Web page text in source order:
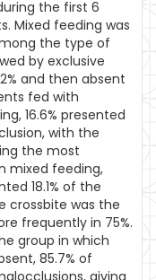
the first 6
Mixed feeding was
the type of
by exclusive
and then absent
fed with
16.6% presented
with the
the most
mixed feeding,
18.1% of the
crossbite was the
frequently in 75%.
group in which
85.7% of
giving